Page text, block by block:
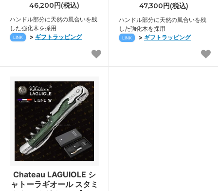
46,200円(税込)
ハンドル部分に天然の風合いを残
した強化木を採用
LINK > ギフトラッピング
47,300円(税込)
ハンドル部分に天然の風合いを残
した強化木を採用
LINK > ギフトラッピング
Chateau LAGUIOLE シ
ャトーラギオール スタミ